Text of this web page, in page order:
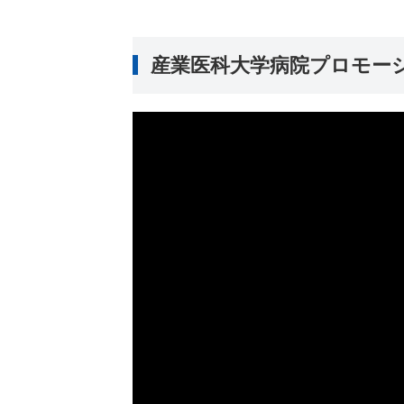
産業医科大学病院プロモー